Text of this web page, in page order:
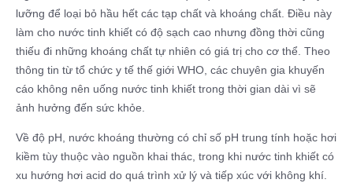
lưỡng để loại bỏ hầu hết các tạp chất và khoáng chất. Điều này
làm cho nước tinh khiết có độ sạch cao nhưng đồng thời cũng
thiếu đi những khoáng chất tự nhiên có giá trị cho cơ thể. Theo
thông tin từ tổ chức y tế thế giới WHO, các chuyên gia khuyến
cáo không nên uống nước tinh khiết trong thời gian dài vì sẽ
ảnh hưởng đến sức khỏe.
Về độ pH, nước khoáng thường có chỉ số pH trung tính hoặc hơi
kiềm tùy thuộc vào nguồn khai thác, trong khi nước tinh khiết có
xu hướng hơi acid do quá trình xử lý và tiếp xúc với không khí.